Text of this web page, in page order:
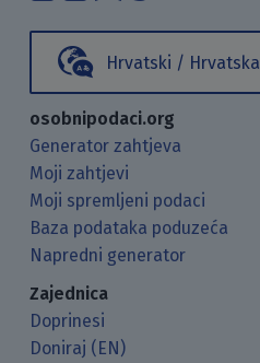
Hrvatski / Hrvatska
osobnipodaci.org
Generator zahtjeva
Moji zahtjevi
Moji spremljeni podaci
Baza podataka poduzeća
Napredni generator
Zajednica
Doprinesi
Doniraj (EN)